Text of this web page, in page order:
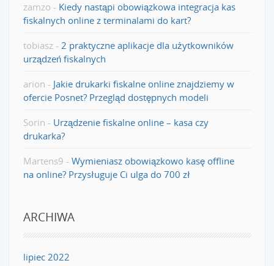
zamzo - Kiedy nastąpi obowiązkowa integracja kas
fiskalnych online z terminalami do kart?
tobiasz- 2 praktyczne aplikacje dla użytkowników
urządzeń fiskalnych
arion - Jakie drukarki fiskalne online znajdziemy w
ofercie Posnet? Przegląd dostępnych modeli
Sorin - Urządzenie fiskalne online – kasa czy
drukarka?
Martens9 - Wymieniasz obowiązkowo kasę offline
na online? Przysługuje Ci ulga do 700 zł
ARCHIWA
lipiec 2022